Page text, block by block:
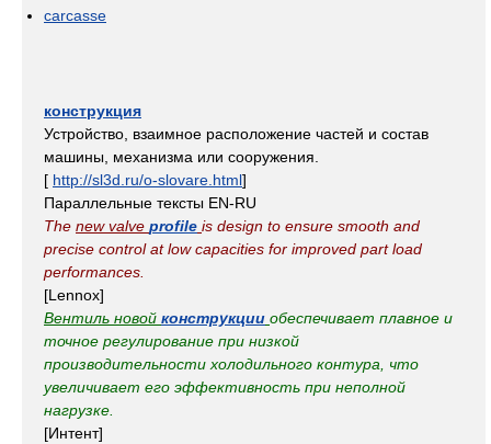
carcasse
конструкция
Устройство, взаимное расположение частей и состав
машины, механизма или сооружения.
[ http://sl3d.ru/o-slovare.html]
Параллельные тексты EN-RU
The new valve profile is design to ensure smooth and
precise control at low capacities for improved part load
performances.
[Lennox]
Вентиль новой конструкции обеспечивает плавное и
точное регулирование при низкой
производительности холодильного контура, что
увеличивает его эффективность при неполной
нагрузке.
[Интент]